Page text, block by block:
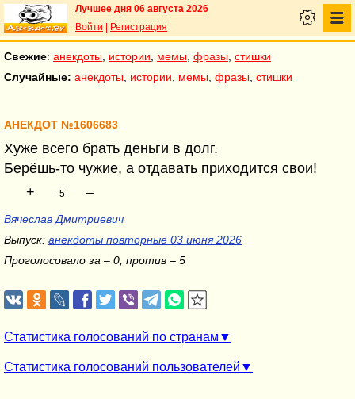
Лучшее дня 06 августа 2026
Войти
Регистрация
Свежие: анекдоты истории мемы фразы стишки
Случайные: анекдоты истории мемы фразы стишки
АНЕКДОТ №1606683
Хуже всего брать деньги в долг.
Берёшь-то чужие, а отдавать приходится свои!
+
-5 –
Вячеслав Дмитриевич
Выпуск: анекдоты повторные 03 июня 2026
Проголосовало за – 0, против – 5
Статистика голосований по странам
Статистика голосований пользователей